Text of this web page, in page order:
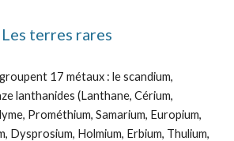
Les terres rares
17 métaux : le scandium,
lanthanides (Lanthane, Cérium,
Prométhium, Samarium, Europium,
Dysprosium, Holmium, Erbium, Thulium,